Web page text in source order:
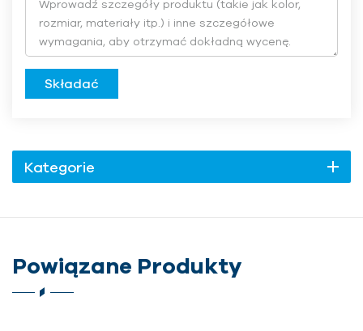
Składać
Kategorie
Powiązane Produkty